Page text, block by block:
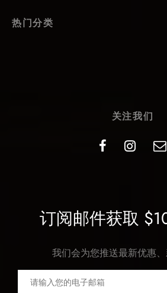
热门分类
关注我们
订阅邮件获取
我们会为您推送最新优惠